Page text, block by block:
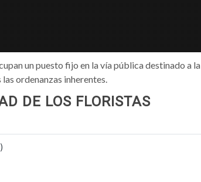
un puesto fijo en la vía pública destinado a la
ordenanzas inherentes.
DE LOS FLORISTAS